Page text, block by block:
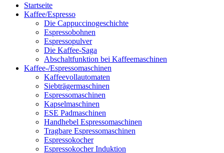
Startseite
Kaffee/Espresso
Die Cappuccinogeschichte
Espressobohnen
Espressopulver
Die Kaffee-Saga
Abschaltfunktion bei Kaffeemaschinen
Kaffee-/Espressomaschinen
Kaffeevollautomaten
Siebträgermaschinen
Espressomaschinen
Kapselmaschinen
ESE Padmaschinen
Handhebel Espressomaschinen
Tragbare Espressomaschinen
Espressokocher
Espressokocher Induktion